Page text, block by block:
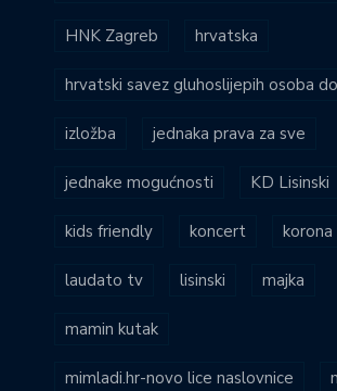
HNK Zagreb hrvatska
hrvatski savez gluhoslijepih osoba
izložba jednaka prava za sve
jednake mogućnosti KD Lisinski
kids friendly koncert korona
laudato tv lisinski majka
mamin kutak
mimladi.hr-novo lice naslovnice